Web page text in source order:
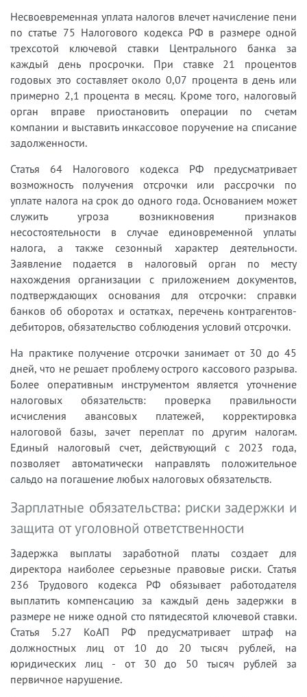
Несвоевременная уплата налогов влечет начисление пени
по статье 75 Налогового кодекса РФ в размере одной
трехсотой ключевой ставки Центрального банка за
каждый день просрочки. При ставке 21 процентов
годовых это составляет около 0,07 процента в день или
примерно 2,1 процента в месяц. Кроме того, налоговый
орган вправе приостановить операции по счетам
компании и выставить инкассовое поручение на списание
задолженности.
Статья 64 Налогового кодекса РФ предусматривает
возможность получения отсрочки или рассрочки по
уплате налога на срок до одного года. Основанием может
служить угроза возникновения признаков
несостоятельности в случае единовременной уплаты
налога, а также сезонный характер деятельности.
Заявление подается в налоговый орган по месту
нахождения организации с приложением документов,
подтверждающих основания для отсрочки: справки
банков об оборотах и остатках, перечень контрагентов-
дебиторов, обязательство соблюдения условий отсрочки.
На практике получение отсрочки занимает от 30 до 45
дней, что не решает проблему острого кассового разрыва.
Более оперативным инструментом является уточнение
налоговых обязательств: проверка правильности
исчисления авансовых платежей, корректировка
налоговой базы, зачет переплат по другим налогам.
Единый налоговый счет, действующий с 2023 года,
позволяет автоматически направлять положительное
сальдо на погашение любых налоговых обязательств.
Зарплатные обязательства: риски задержки и
защита от уголовной ответственности
Задержка выплаты заработной платы создает для
директора наиболее серьезные правовые риски. Статья
236 Трудового кодекса РФ обязывает работодателя
выплатить компенсацию за каждый день задержки в
размере не ниже одной сто пятидесятой ключевой ставки.
Статья 5.27 КоАП РФ предусматривает штраф на
должностных лиц от 10 до 20 тысяч рублей, на
юридических лиц - от 30 до 50 тысяч рублей за
первичное нарушение.